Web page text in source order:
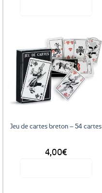
Ajouter
Jeu de cartes breton – 54 cartes
4,00€